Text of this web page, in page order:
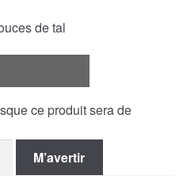
de tal
ce produit sera de
M’avertir